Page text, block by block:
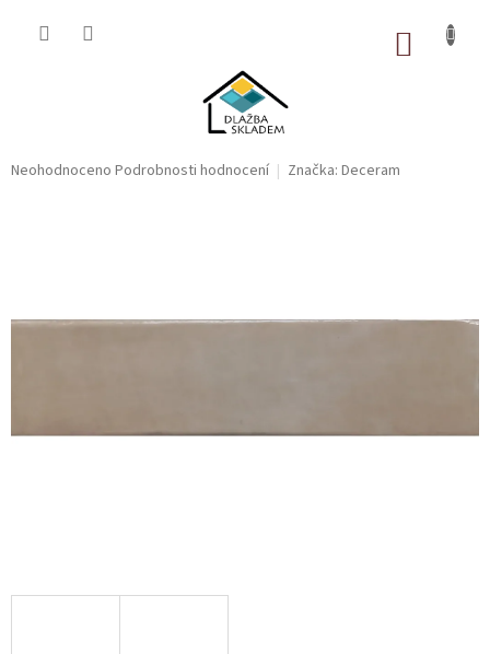
Průměrné
hvězdiček.
Neohodnoceno Podrobnosti hodnocení Značka: Deceram